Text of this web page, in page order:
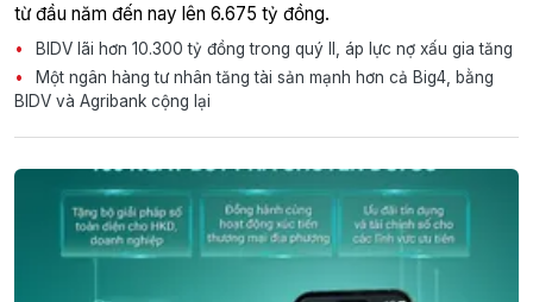
từ đầu năm đến nay lên 6.675 tỷ đồng.
BIDV lãi hơn 10.300 tỷ đồng trong quý II, áp lực nợ xấu gia tăng
Một ngân hàng tư nhân tăng tài sản mạnh hơn cả Big4, bằng
BIDV và Agribank cộng lại